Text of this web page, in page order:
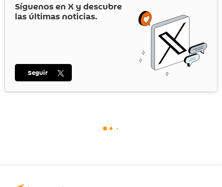
Síguenos en X y descubre
las últimas noticias.
Seguir